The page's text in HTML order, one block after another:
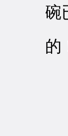
碗
的
“
“
“
“